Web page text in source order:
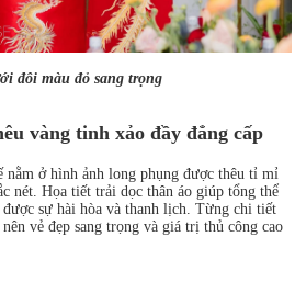
đôi màu đỏ sang trọng
vàng tinh xảo đầy đẳng cấp
nằm ở hình ảnh long phụng được thêu tỉ mỉ
nét. Họa tiết trải dọc thân áo giúp tổng thể
sự hài hòa và thanh lịch. Từng chi tiết
vẻ đẹp sang trọng và giá trị thủ công cao